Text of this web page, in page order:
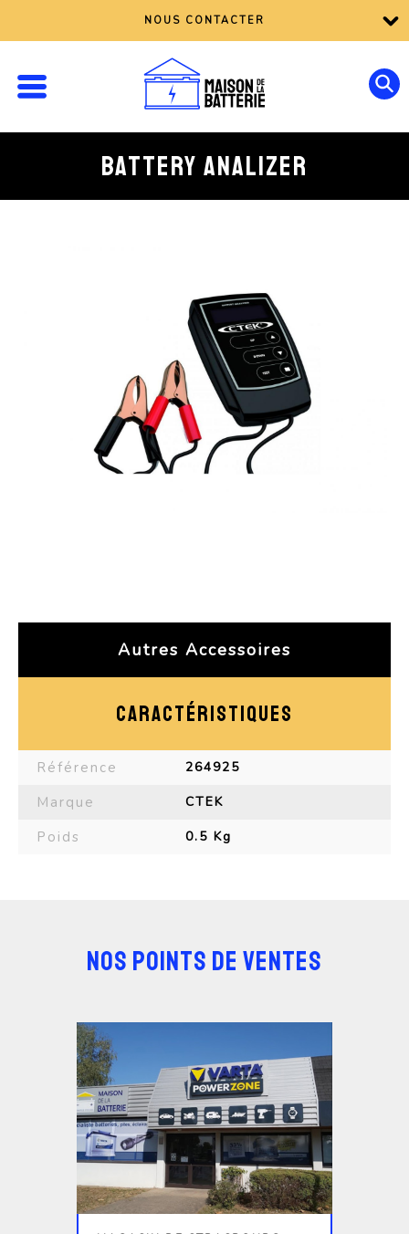
NOUS CONTACTER
BATTERY ANALIZER
Autres Accessoires
CARACTÉRISTIQUES
Référence 264925
Marque CTEK
Poids 0.5 Kg
NOS POINTS DE VENTES